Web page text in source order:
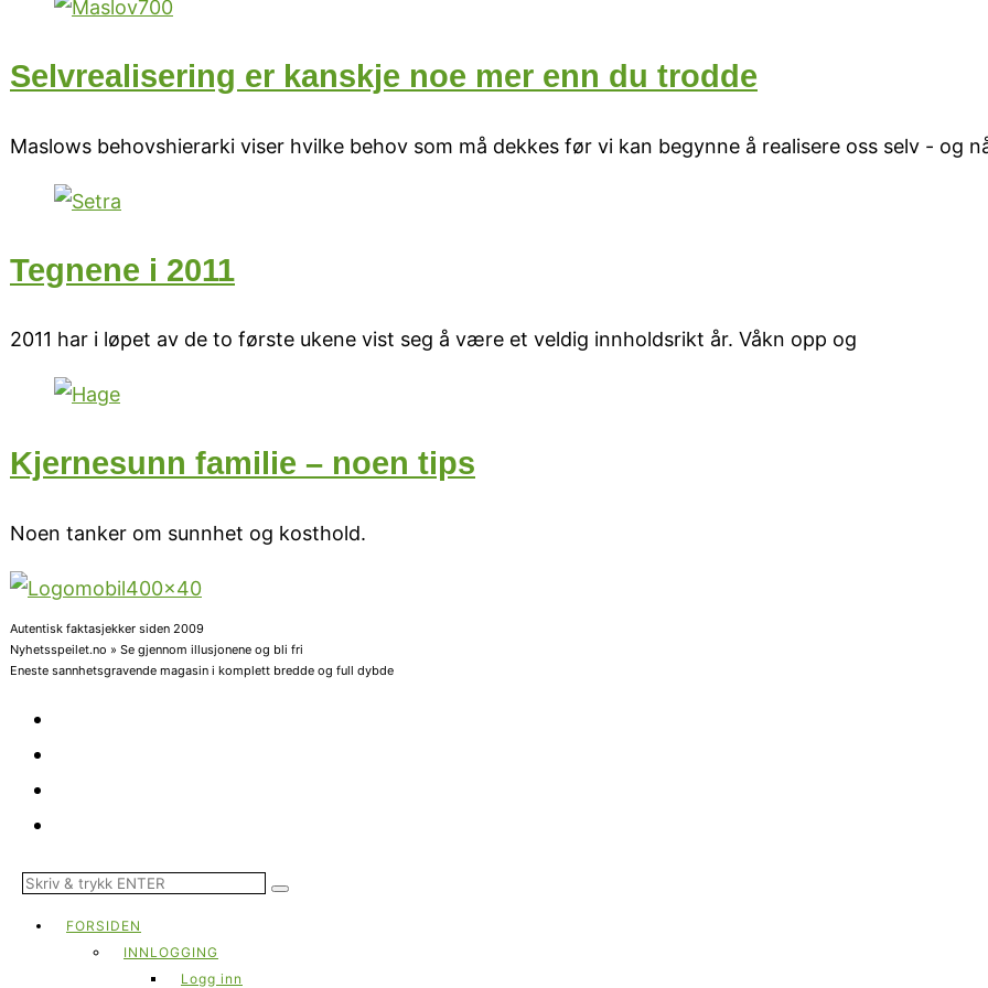
Selvrealisering er kanskje noe mer enn du trodde
Maslows behovshierarki viser hvilke behov som må dekkes før vi kan begynne å realisere oss selv - og
Tegnene i 2011
2011 har i løpet av de to første ukene vist seg å være et veldig innholdsrikt år. Våkn opp og
Kjernesunn familie – noen tips
Noen tanker om sunnhet og kosthold.
Autentisk faktasjekker siden 2009
Nyhetsspeilet.no » Se gjennom illusjonene og bli fri
Eneste sannhetsgravende magasin i komplett bredde og full dybde
FORSIDEN
INNLOGGING
Logg inn